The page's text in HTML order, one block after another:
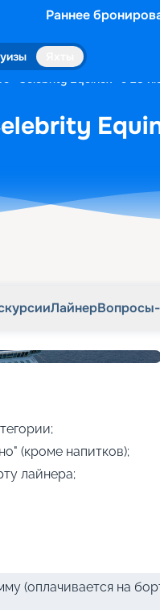
Раннее
«Celebrity Equinox» с 28
Лайнер
(кроме напитков);
лайнера;
(оплачивается на